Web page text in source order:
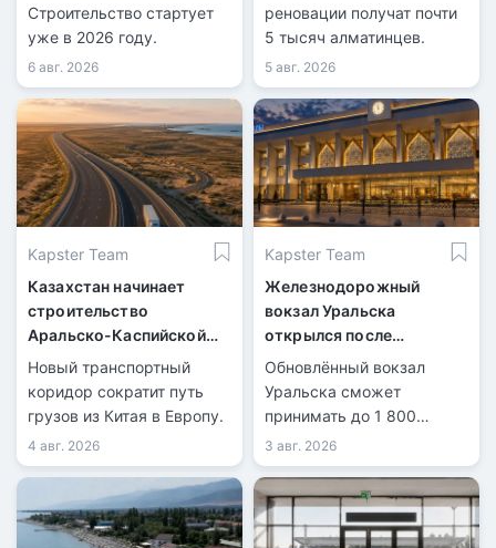
Строительство стартует
уже в 2026 году.
6 авг. 2026
реновации получат почти
5 тысяч алматинцев.
5 авг. 2026
Kapster Team
Казахстан начинает
строительство
Аральско-Каспийской
магистрали
Новый транспортный
коридор сократит путь
грузов из Китая в Европу.
4 авг. 2026
Kapster Team
Железнодорожный
вокзал Уральска
открылся после
масштабной
реконструкции
Обновлённый вокзал
Уральска сможет
принимать до 1 800
пассажиров в сутки.
3 авг. 2026